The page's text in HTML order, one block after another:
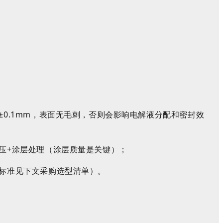
，表面无毛刺，否则会影响电解液分配和密封效
涂层处理（涂层质量是关键）；
见下文采购选型清单）。